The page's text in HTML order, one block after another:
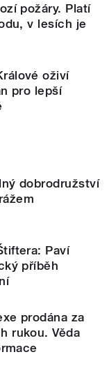
požáry. Platí
v lesích je
oživí
pro lepší
dobrodružství
Paví
příběh
prodána za
rukou. Věda